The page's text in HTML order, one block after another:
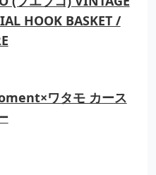
HOOK BASKET /
ワタモ カース